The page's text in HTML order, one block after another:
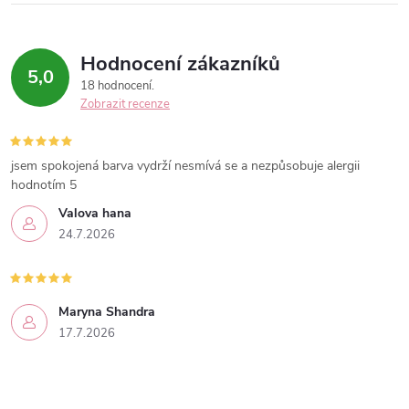
5,0 Hodnocení zákazníků
18 hodnocení
Zobrazit recenze
Valova hana
24.7.2026
jsem spokojená barva vydrží nesmívá se a nezpůsobuje alergii
hodnotím 5
Maryna Shandra
17.7.2026